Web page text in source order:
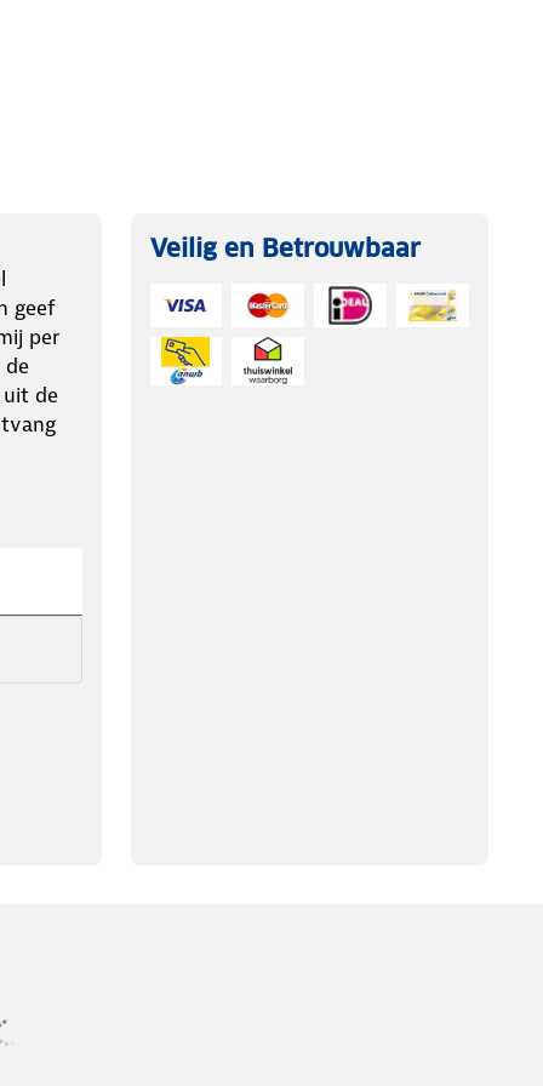
geef
per
de
uit de
Veilig en Betrouwbaar